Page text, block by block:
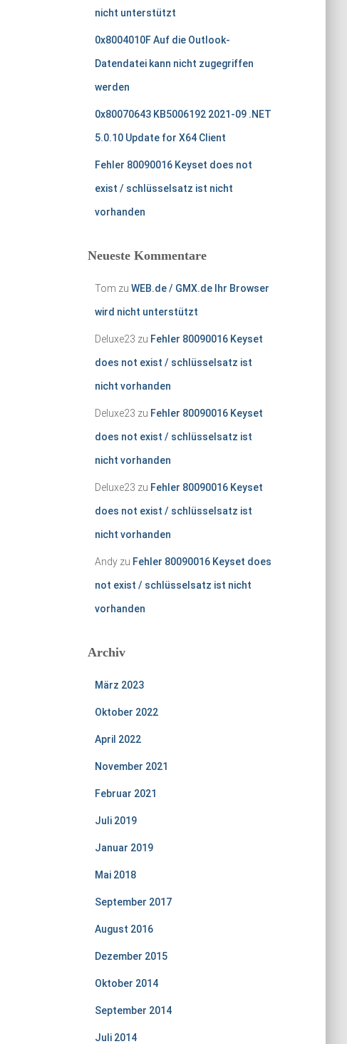
nicht unterstützt
0x8004010F Auf die Outlook-
Datendatei kann nicht zugegriffen
werden
0x80070643 KB5006192 2021-09 .NET
5.0.10 Update for X64 Client
Fehler 80090016 Keyset does not
exist / schlüsselsatz ist nicht
vorhanden
Neueste Kommentare
Tom zu WEB.de / GMX.de Ihr Browser
wird nicht unterstützt
Deluxe23 zu Fehler 80090016 Keyset
does not exist / schlüsselsatz ist
nicht vorhanden
Deluxe23 zu Fehler 80090016 Keyset
does not exist / schlüsselsatz ist
nicht vorhanden
Deluxe23 zu Fehler 80090016 Keyset
does not exist / schlüsselsatz ist
nicht vorhanden
Andyzu Fehler 80090016 Keyset does
not exist / schlüsselsatz ist nicht
vorhanden
Archiv
März 2023
Oktober 2022
April 2022
November 2021
Februar 2021
Juli 2019
Januar 2019
Mai 2018
September 2017
August 2016
Dezember 2015
Oktober 2014
September 2014
Juli 2014